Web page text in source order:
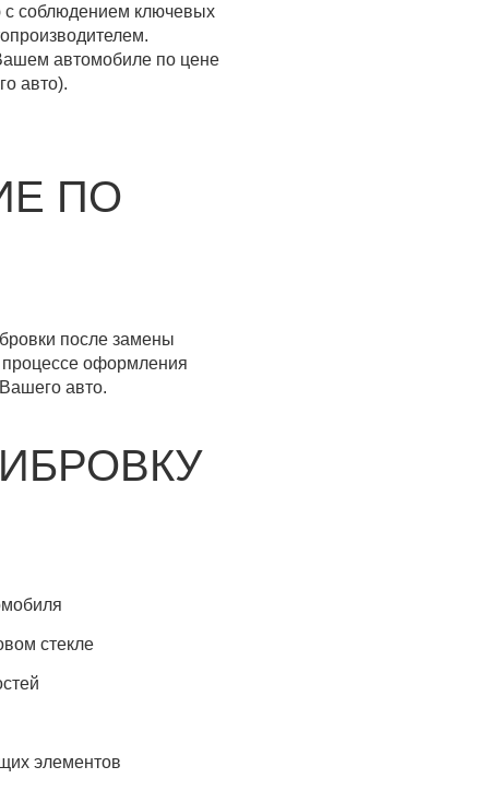
с соблюдением ключевых
автомобиле по цене
авто).
ПО
после замены
оформления
авто.
стекле
элементов